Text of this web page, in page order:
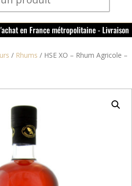
en France métropolitaine - Livraison
(16) dès 50€ d'achat
/ Rhums / HSE XO – Rhum Agricole –